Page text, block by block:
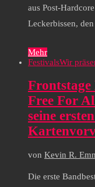
aus Post-
Leckerbissen,
Mehr
FestivalsWir
Frontstage
Free For
seine
von Kevin R.
Die erste